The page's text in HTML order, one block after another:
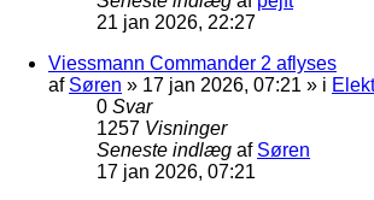
21 jan 2026, 22:27
Viessmann Commander 2 aflyses
af Søren » 17 jan 2026, 07:21 » i
0 Svar
1257 Visninger
Seneste indlæg af Søren
17 jan 2026, 07:21